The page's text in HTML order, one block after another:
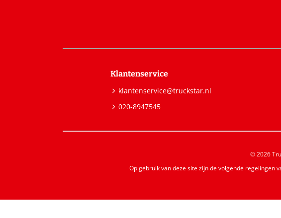
Klantenservice
klantenservice@truckstar.nl
020-8947545
© 2026
Op gebruik van deze site zijn de volgende regelingen